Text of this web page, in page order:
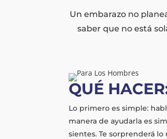
Un embarazo no
saber que no está
QUÉ
Lo primero es simple:
manera de ayudarla es
sientes. Te sorprenderá